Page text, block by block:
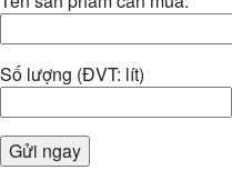
Số lượng (ĐVT: lít)